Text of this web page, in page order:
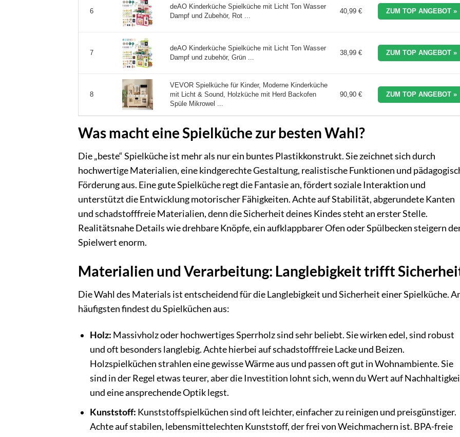
6
deAO Kinderküche Spielküche mit Licht Ton Wasser
Dampf und Zubehör, Rot ...
40,99 € ZUM TOP ANGEBOT »
7
deAO Kinderküche Spielküche mit Licht Ton Wasser
Dampf und zubehör, Grün ...
38,99 € ZUM TOP ANGEBOT »
8
VEVOR Spielküche für Kinder, Moderne Kinderküche
mit Licht & Sound, Holzküche mit Herd Backofen
Spüle Mikrowel ...
90,90 € ZUM TOP ANGEBOT »
Was macht eine Spielküche zur besten Wahl?
Die „beste“ Spielküche ist mehr als nur ein buntes Plastikkonstrukt. Sie zeichnet sich durch
hochwertige Materialien, eine kindgerechte Gestaltung, realistische Funktionen und
Förderung aus. Eine gute Spielküche regt die Fantasie an, fördert soziale Interaktion und
unterstützt die Entwicklung motorischer Fähigkeiten. Achte auf Stabilität, abgerundete Kanten
und schadstofffreie Materialien, denn die Sicherheit deines Kindes steht an erster Stelle.
Realitätsnahe Details wie drehbare Knöpfe, ein aufklappbarer Ofen oder Spülbecken steigern
Spielwert enorm.
Materialien und Verarbeitung: Langlebigkeit trifft
Die Wahl des Materials ist entscheidend für die Langlebigkeit und Sicherheit einer Spielküche.
häufigsten findest du Spielküchen aus:
Holz: Massivholz oder hochwertiges Sperrholz sind sehr beliebt. Sie wirken edel, sind robust
und oft besonders langlebig. Achte hierbei auf schadstofffreie Lacke und Beizen.
Holzspielküchen strahlen eine gewisse Wärme aus und passen oft gut in Wohnambiente. Sie
sind in der Regel etwas teurer, aber die Investition lohnt sich, wenn du Wert auf
und eine ansprechende Optik legst.
Kunststoff: Kunststoffspielküchen sind oft leichter, einfacher zu reinigen und preisgünstiger.
Achte auf stabilen, lebensmittelechten Kunststoff, der frei von Weichmachern ist. BPA-freie